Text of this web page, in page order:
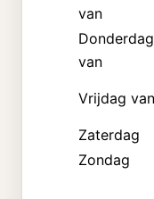
van
Donderdag
van
Vrijdag van
Zaterdag
Zondag